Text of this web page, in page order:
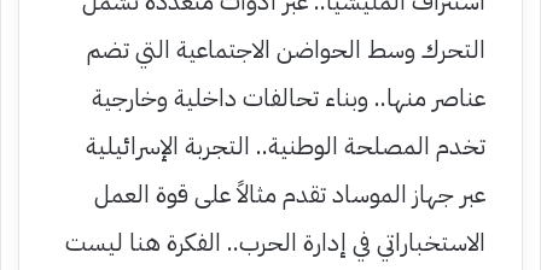
التحرك وسط الحواضن الاجتماعية التي تضم
عناصر منها.. وبناء تحالفات داخلية وخارجية
تخدم المصلحة الوطنية.. التجربة الإسرائيلية
عبر جهاز الموساد تقدم مثالاً على قوة العمل
الاستخباراتي في إدارة الحرب.. الفكرة هنا ليست